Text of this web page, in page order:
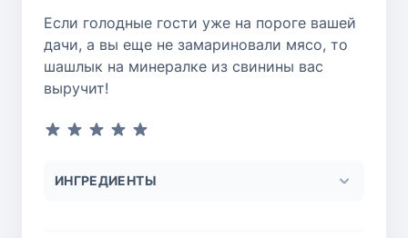
Если голодные гости уже на пороге вашей
дачи, а вы еще не замариновали мясо, то
шашлык на минералке из свинины вас
выручит!
ИНГРЕДИЕНТЫ